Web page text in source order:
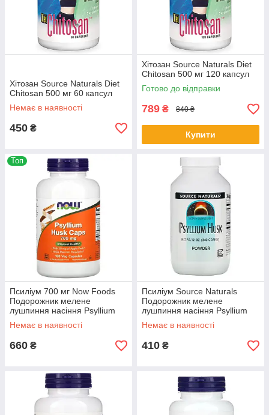
Хітозан Source Naturals Diet
Chitosan 500 мг 60 капсул
Немає в наявності
450 ₴
Хітозан Source Naturals Diet
Chitosan 500 мг 120 капсул
Готово до відправки
789 ₴ 840 ₴
Купити
Топ
Псиліум 700 мг Now Foods
Подорожник мелене
лушпиння насіння Psyllium
Husk Caps клітковина 180
капсул
Немає в наявності
660 ₴
Псиліум Source Naturals
Подорожник мелене
лушпиння насіння Psyllium
Husk Powder клітковина 340
гр
Немає в наявності
410 ₴